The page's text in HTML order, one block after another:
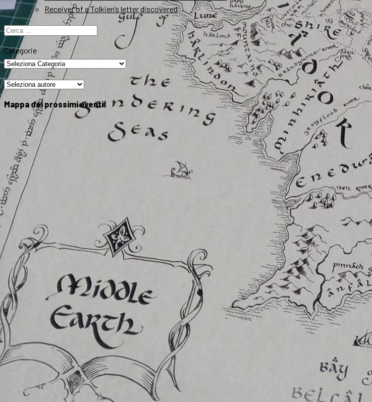
Receiver of a Tolkien’s letter discovered
Ricerca
per:
Categorie
Mappa dei prossimi eventi: